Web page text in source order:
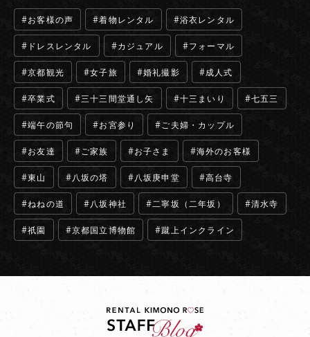
お客様の声 着物レンタル 浴衣レンタル
ドレスレンタル カジュアル フォーマル
京都観光 女子旅 婚礼撮影 成人式
卒業式 三十三間堂通し矢 十三まいり 七五三
端午の節句 お宮参り ご夫婦・カップル
お友達 ご家族 お子さま 海外のお客様
東山 八坂の塔 八坂庚申堂 高台寺
ねねの道 八坂神社 二寧坂（二年坂） 清水寺
祇園 京都国立博物館 蹴上インクライン